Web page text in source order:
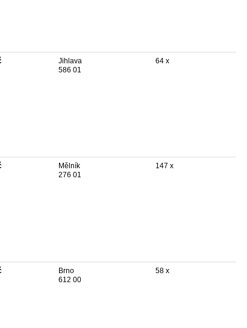
Jihlava
586 01
64 x
Mělník
276 01
147 x
Brno
612 00
58 x